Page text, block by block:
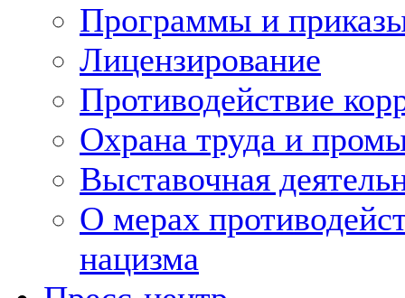
Программы и
Лицензирование
Противодействие
Охрана труда и
Выставочная
О мерах
нацизма